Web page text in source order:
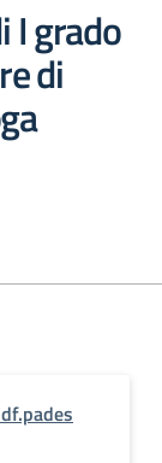
I grado
di